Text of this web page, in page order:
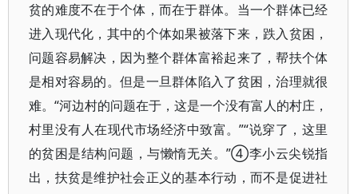
贫的难度不在于个体，而在于群体。当一个群体已经
进入现代化，其中的个体如果被落下来，跌入贫困，
问题容易解决，因为整个群体富裕起来了，帮扶个体
是相对容易的。但是一旦群体陷入了贫困，治理就很
难。“河边村的问题在于，这是一个没有富人的村庄，
村里没有人在现代市场经济中致富。”“说穿了，这里
的贫困是结构问题，与懒惰无关。”④李小云尖锐指
出，扶贫是维护社会正义的基本行动，而不是促进社